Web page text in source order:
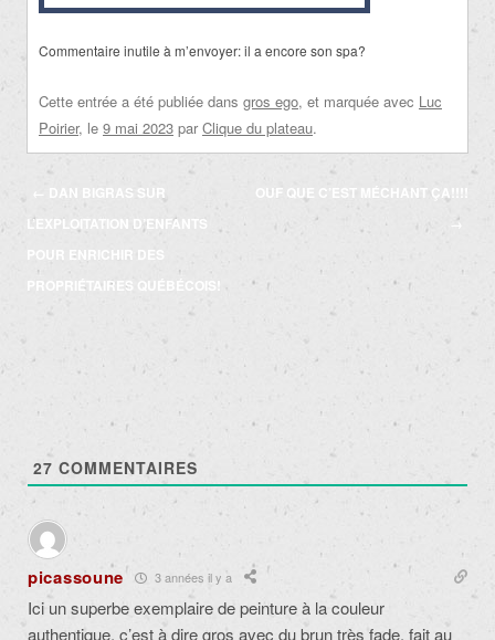
Commentaire inutile à m’envoyer: il a encore son spa?
Cette entrée a été publiée dans gros ego, et marquée avec Luc
Poirier, le 9 mai 2023 par Clique du plateau.
Navigation
des
articles
←
DAN BIGRAS SUR
L’EXPLOITATION D’ENFANTS
POUR ENRICHIR DES
PROPRIÉTAIRES QUÉBÉCOIS!
OUF QUE C’EST MÉCHANT ÇA!!!!
→
27 COMMENTAIRES
picassoune 3 années il y a
Ici un superbe exemplaire de peinture à la couleur
authentique, c’est à dire gros avec du brun très fade, fait au